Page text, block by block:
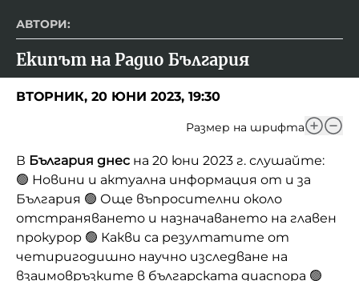
АВТОРИ:
Екипът на Радио България
ВТОРНИК, 20 ЮНИ 2023, 19:30
Размер на шрифта
В България днес на 20 юни 2023 г. слушайте:
🟢 Новини и актуална информация от и за
България 🟢 Още въпросителни около
отстраняването и назначаването на главен
прокурор 🟢 Какви са резултатите от
четиригодишно научно изследване на
взаимовръзките в българската диаспора 🟢